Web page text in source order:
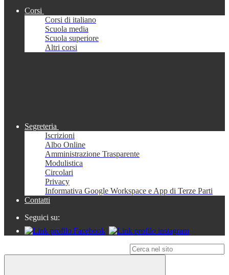
Corsi
Corsi di italiano
Scuola media
Scuola superiore
Altri corsi
Segreteria
Iscrizioni
Albo Online
Amministrazione Trasparente
Modulistica
Circolari
Privacy
Informativa Google Workspace e App di Terze Parti
Contatti
Seguici su: